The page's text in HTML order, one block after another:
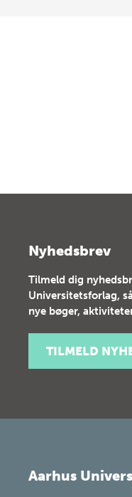
Nyhedsbrev
Tilmeld dig
Universitetsforlag,
nye bøger,
TILMELD
Aarhus